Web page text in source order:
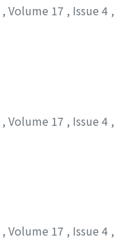
, Volume 17 , Issue 4 ,
, Volume 17 , Issue 4 ,
, Volume 17 , Issue 4 ,